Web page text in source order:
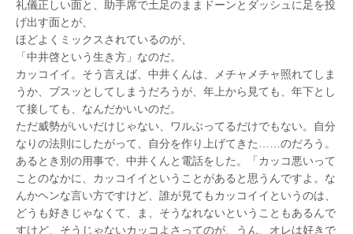
礼儀正しい面と、助手席で土足のままドーンとダッシュに足を投
げ出す面とが、
ほどよくミックスされているのが、
「中井啓という生き方」なのだ。
カッコイイ。そう言えば、中井くんは、メチャメチャ照れてしま
うか、ブスッとしてしまうだろうが、年上から見ても、年下とし
て接しても、なんだかいいのだ。
ただ威勢がいいだけじゃない、ワルぶってるだけでもない。自分
なりの法則にしたがって、自分を作り上げてきた……のだろう。
あるとき別の用事で、中井くんと電話をした。「カッコ悪いって
ことのなかに、カッコイイということがあると思うんですよ。な
んかヘンな言い方ですけど、誰が見てもカッコイイというのは、
どうも好きじゃなくて、ま、そうなれないということもあるんで
すけど、そうじゃないカッコよさってのが、うん、オレは好きで